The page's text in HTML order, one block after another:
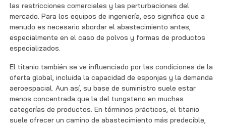
las restricciones comerciales y las perturbaciones del
mercado. Para los equipos de ingeniería, eso significa que a
menudo es necesario abordar el abastecimiento antes,
especialmente en el caso de polvos y formas de productos
especializados.
El titanio también se ve influenciado por las condiciones de la
oferta global, incluida la capacidad de esponjas y la demanda
aeroespacial. Aun así, su base de suministro suele estar
menos concentrada que la del tungsteno en muchas
categorías de productos. En términos prácticos, el titanio
suele ofrecer un camino de abastecimiento más predecible,